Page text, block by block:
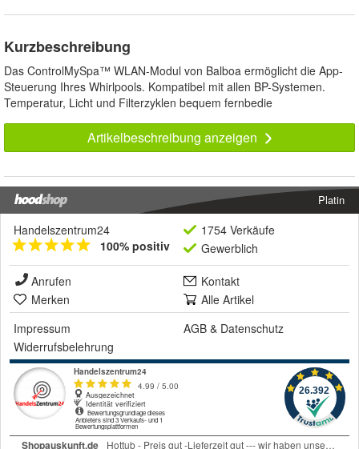
Kurzbeschreibung
Das ControlMySpa™ WLAN-Modul von Balboa ermöglicht die App-
Steuerung Ihres Whirlpools. Kompatibel mit allen BP-Systemen.
Temperatur, Licht und Filterzyklen bequem fernbedie
Artikelbeschreibung anzeigen
Platin
Handelszentrum24
100% positiv
1754 Verkäufe
Gewerblich
Anrufen
Kontakt
Merken
Alle Artikel
Impressum
AGB & Datenschutz
Widerrufsbelehrung